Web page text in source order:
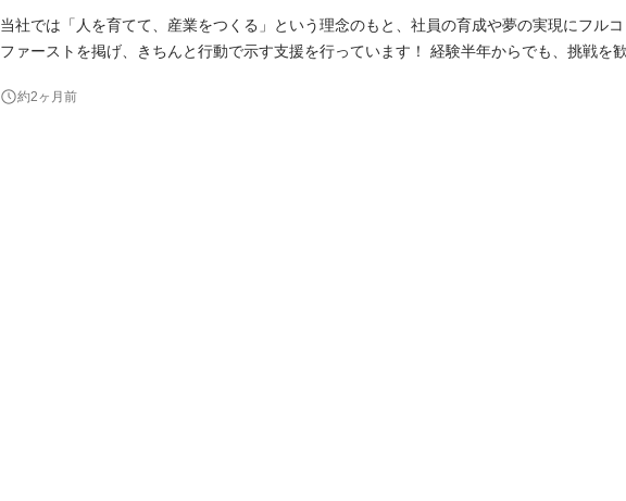
当社では「人を育てて、産業をつくる」という理念のもと、社員の育成や夢の実現にフル
ファーストを掲げ、きちんと行動で示す支援を行っています！ 経験半年からでも、挑戦を歓迎します！誰もが知
化したスニーカーをはじめ大ヒットアイテムを多数揃える大手のスポーツメーカーや、ほ
約2ヶ月前